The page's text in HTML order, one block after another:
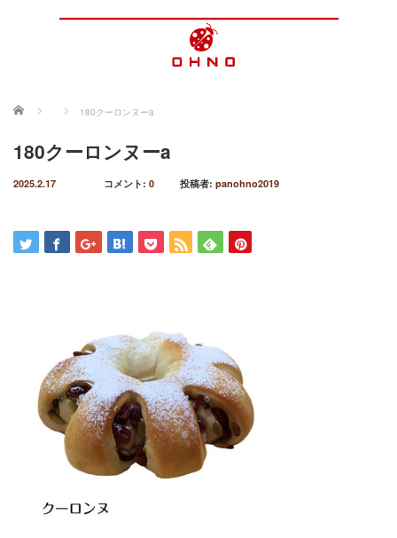
ホーム 180クーロンヌーa
180クーロンヌーa
2025.2.17 コメント: 0 投稿者: panohno2019